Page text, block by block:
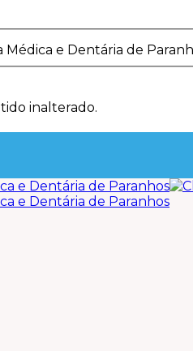
e Dentária de
inalterado.